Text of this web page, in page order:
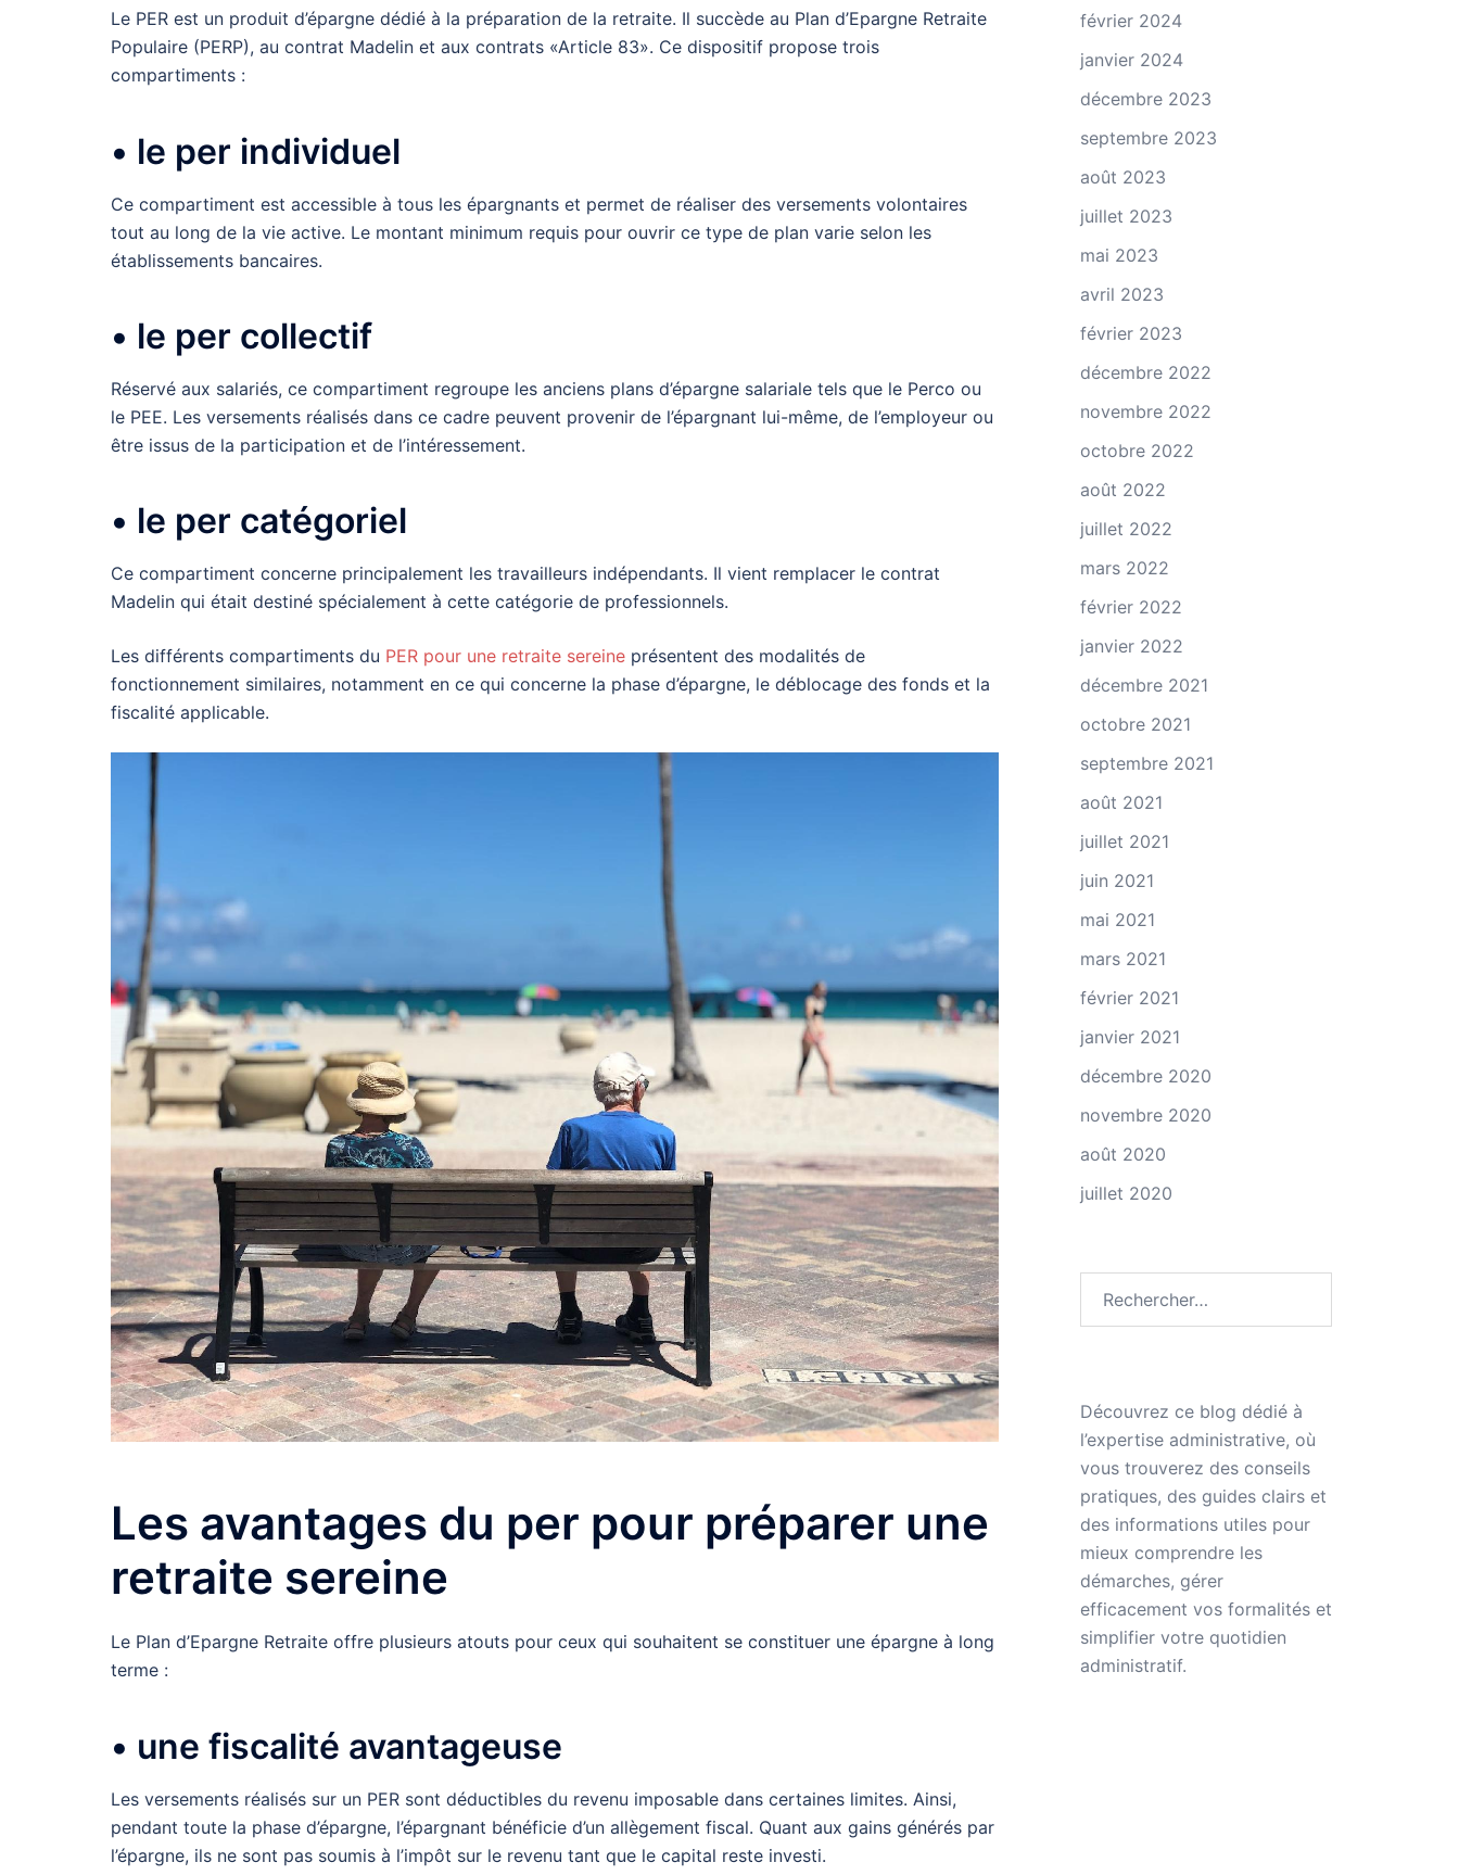
Le PER est un produit d’épargne dédié à la préparation de la retraite. Il succède au Plan d’Epargne Retraite
Populaire (PERP), au contrat Madelin et aux contrats «Article 83». Ce dispositif propose trois
compartiments :
• le per individuel
Ce compartiment est accessible à tous les épargnants et permet de réaliser des versements volontaires
tout au long de la vie active. Le montant minimum requis pour ouvrir ce type de plan varie selon les
établissements bancaires.
• le per collectif
Réservé aux salariés, ce compartiment regroupe les anciens plans d’épargne salariale tels que le Perco ou
le PEE. Les versements réalisés dans ce cadre peuvent provenir de l’épargnant lui-même, de l’employeur ou
être issus de la participation et de l’intéressement.
• le per catégoriel
Ce compartiment concerne principalement les travailleurs indépendants. Il vient remplacer le contrat
Madelin qui était destiné spécialement à cette catégorie de professionnels.
Les différents compartiments du PER pour une retraite sereine présentent des modalités de
fonctionnement similaires, notamment en ce qui concerne la phase d’épargne, le déblocage des fonds et la
fiscalité applicable.
Les avantages du per pour préparer une
retraite sereine
Le Plan d’Epargne Retraite offre plusieurs atouts pour ceux qui souhaitent se constituer une épargne à long
terme :
• une fiscalité avantageuse
Les versements réalisés sur un PER sont déductibles du revenu imposable dans certaines limites. Ainsi,
pendant toute la phase d’épargne, l’épargnant bénéficie d’un allègement fiscal. Quant aux gains générés par
l’épargne, ils ne sont pas soumis à l’impôt sur le revenu tant que le capital reste investi.
février 2024
janvier 2024
décembre 2023
septembre 2023
août 2023
juillet 2023
mai 2023
avril 2023
février 2023
décembre 2022
novembre 2022
octobre 2022
août 2022
juillet 2022
mars 2022
février 2022
janvier 2022
décembre 2021
octobre 2021
septembre 2021
août 2021
juillet 2021
juin 2021
mai 2021
mars 2021
février 2021
janvier 2021
décembre 2020
novembre 2020
août 2020
juillet 2020
Découvrez ce blog dédié à
l’expertise administrative, où
vous trouverez des conseils
pratiques, des guides clairs et
des informations utiles pour
mieux comprendre les
démarches, gérer
efficacement vos formalités et
simplifier votre quotidien
administratif.